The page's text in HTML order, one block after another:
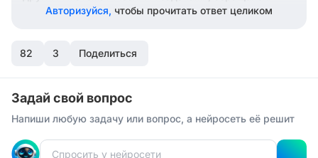
Авторизуйся, чтобы прочитать ответ целиком
82 3 Поделиться
Задай свой вопрос
Напиши любую задачу или вопрос, а нейросеть её решит